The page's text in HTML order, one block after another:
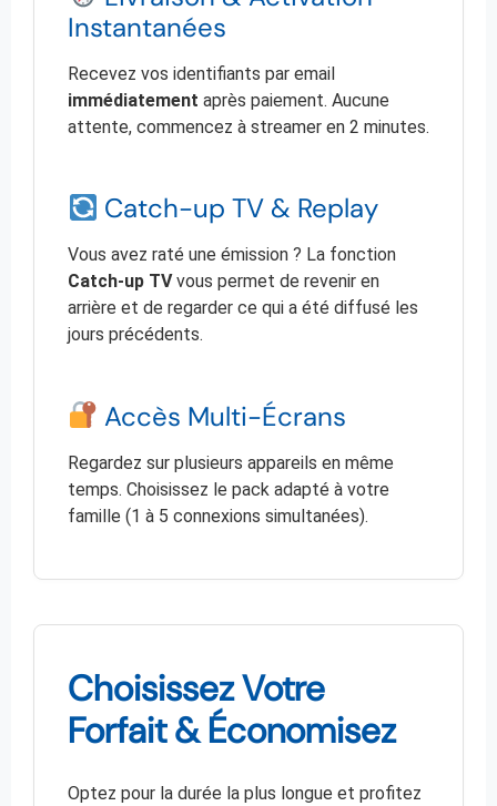
Instantanées
Recevez vos identifiants par email
immédiatement après paiement. Aucune
attente, commencez à streamer en 2 minutes.
Catch-up TV & Replay
Vous avez raté une émission ? La fonction
Catch-up TVvous permet de revenir en
arrière et de regarder ce qui a été diffusé les
jours précédents.
Accès Multi-Écrans
Regardez sur plusieurs appareils en même
temps. Choisissez le pack adapté à votre
famille (1 à 5 connexions simultanées).
Choisissez Votre
Forfait & Économisez
Optez pour la durée la plus longue et profitez